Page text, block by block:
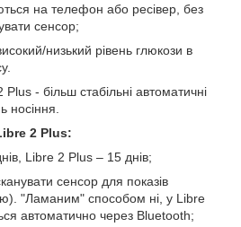
на телефон або ресівер, без
сенсор;
низький рівень глюкози в
- більш стабільні автоматичні
носіння.
2 Plus:
Libre 2 Plus – 15 днів;
сенсор для показів
"Ламаним" способом ні, у Libre
автоматично через Bluetooth;